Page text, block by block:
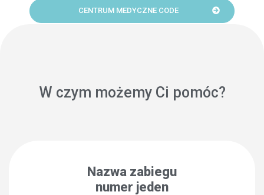
CENTRUM MEDYCZNE CODE
W czym możemy Ci pomóc?
Nazwa zabiegu
numer jeden